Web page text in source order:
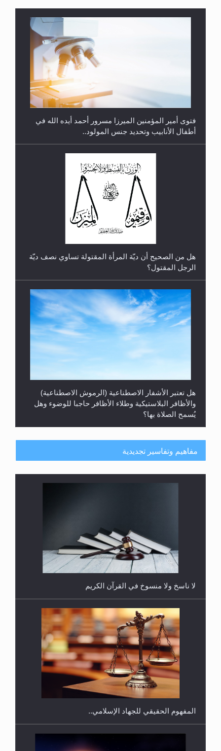
رأيٌ في لغة المسيح الموعود عليه السلام.. 4...
فتوى أمير المؤمنين الميرزا مسرور أحمد أيده الله في
أطفال الأنابيب وتحديد جنس المولود..
هل من الصحيح أن ديّة المرأة المقتولة تساوي نصف ديّة
الرجل المقتول؟
هل تعتبر الأشفار الاصطناعية (الرموش الاصطناعية)
والأظافر البلاستيكية وطلاء الأظافر حاجبا للوضوء وهل
يُسمح الصلاة بها؟
هل يُحسب حول الزكاة وفق السنة الميلادية أو الهجرية؟
هل يجوز فتح مشروع كوافير نسائي للمحجبات وغير
المحجبات؟
مفاهيم وتفاسير تجديدية
لا ناسخ ولا منسوخ في القرآن الكريم
المفهوم الحقيقي للجهاد الإسلامي..